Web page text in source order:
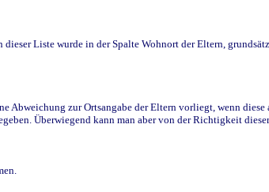
Liste wurde in der Spalte Wohnort der Eltern,
Abweichung zur Ortsangabe der Eltern vorliegt, wenn
Überwiegend kann man aber von der Richtigkeit dieser